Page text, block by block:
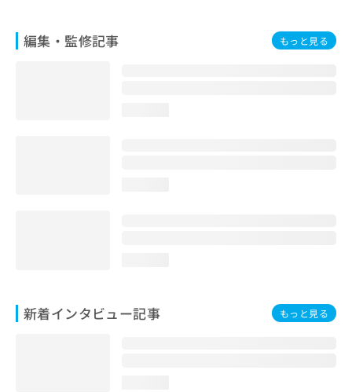
編集・監修記事 もっと見る
新着インタビュー記事 もっと見る